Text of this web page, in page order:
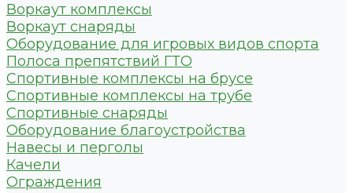
Воркаут комплексы
Воркаут снаряды
Оборудование для игровых видов спорта
Полоса препятствий ГТО
Спортивные комплексы на брусе
Спортивные комплексы на трубе
Спортивные снаряды
Оборудование благоустройства
Навесы и перголы
Качели
Ограждения